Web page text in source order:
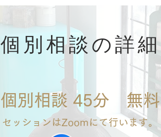
個別相談の詳細
個別相談 45分 無料
セッションはZoomにて行います。